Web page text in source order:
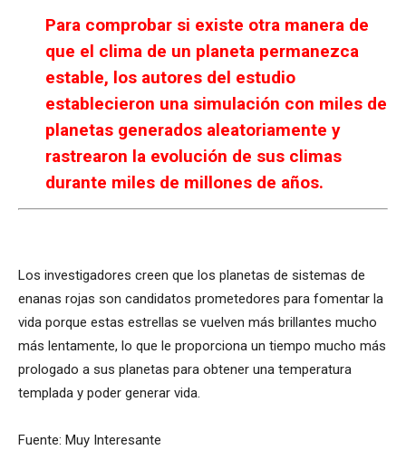
Para comprobar si existe otra manera de
que el clima de un planeta permanezca
estable, los autores del estudio
establecieron una simulación con miles de
planetas generados aleatoriamente y
rastrearon la evolución de sus climas
durante miles de millones de años.
Los investigadores creen que los planetas de sistemas de
enanas rojas son candidatos prometedores para fomentar la
vida porque estas estrellas se vuelven más brillantes mucho
más lentamente, lo que le proporciona un tiempo mucho más
prologado a sus planetas para obtener una temperatura
templada y poder generar vida.
Fuente: Muy Interesante